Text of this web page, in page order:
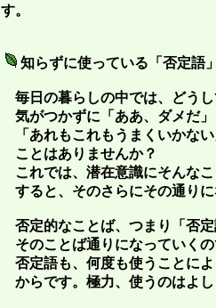
す。
知らずに使っている「否定語
毎日の暮らしの中では、どう
気がつかずに「ああ、ダメだ
「あれもこれもうまくいかな
ことはありませんか？
これでは、潜在意識にそんな
すると、そのさらにその通り
否定的なことば、つまり「否
そのことば通りになっていく
否定語も、何度も使うことに
からです。極力、使うのはよ